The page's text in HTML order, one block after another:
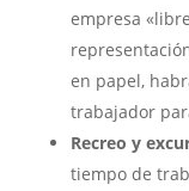
empresa
en papel,
trabajador
Recreo y
tiempo de